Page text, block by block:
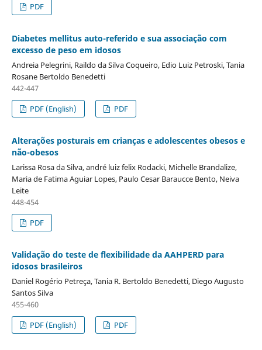
PDF
Diabetes mellitus auto-referido e sua associação com
excesso de peso em idosos
Andreia Pelegrini, Raildo da Silva Coqueiro, Edio Luiz Petroski, Tania
Rosane Bertoldo Benedetti
442-447
PDF (English)
PDF
Alterações posturais em crianças e adolescentes obesos e
não-obesos
Larissa Rosa da Silva, andré luiz felix Rodacki, Michelle Brandalize,
Maria de Fatima Aguiar Lopes, Paulo Cesar Baraucce Bento, Neiva
Leite
448-454
PDF
Validação do teste de flexibilidade da AAHPERD para
idosos brasileiros
Daniel Rogério Petreça, Tania R. Bertoldo Benedetti, Diego Augusto
Santos Silva
455-460
PDF (English)
PDF